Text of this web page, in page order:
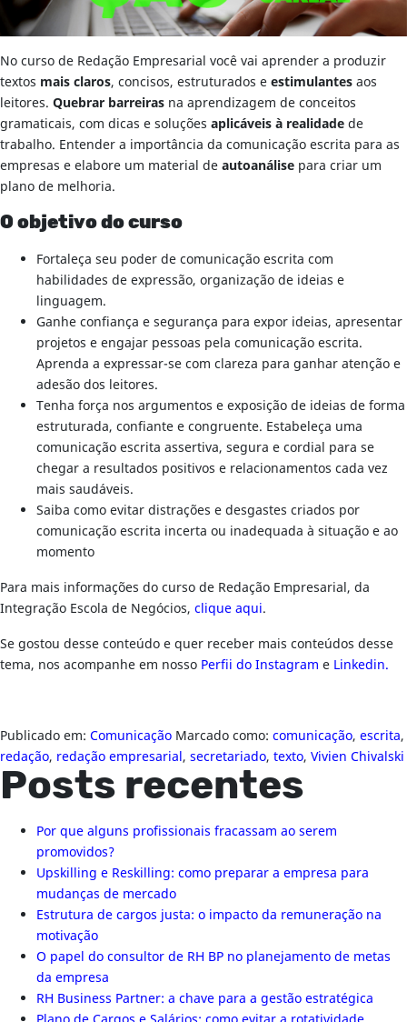
No curso de Redação Empresarial você vai aprender a produzir
textos mais claros, concisos, estruturados eestimulantesaos
leitores. Quebrar barreiras na aprendizagem de conceitos
gramaticais, com dicas e soluções aplicáveis à realidadede
trabalho. Entender a importância da comunicação escrita para as
empresas e elabore um material deautoanálise para criar um
plano de melhoria.
O objetivo do curso
Fortaleça seu poder de comunicação escrita com
habilidades de expressão, organização de ideias e
linguagem.
Ganhe confiança e segurança para expor ideias, apresentar
projetos e engajar pessoas pela comunicação escrita.
Aprenda a expressar-se com clareza para ganhar atenção e
adesão dos leitores.
Tenha força nos argumentos e exposição de ideias de forma
estruturada, confiante e congruente. Estabeleça uma
comunicação escrita assertiva, segura e cordial para se
chegar a resultados positivos e relacionamentos cada vez
mais saudáveis.
Saiba como evitar distrações e desgastes criados por
comunicação escrita incerta ou inadequada à situação e ao
momento
Para mais informações do curso de Redação Empresarial, da
Integração Escola de Negócios, clique aqui.
Se gostou desse conteúdo e quer receber mais conteúdos desse
tema, nos acompanhe em nosso Perfii do Instagram e Linkedin.
Publicado em: Comunicação Marcado como: comunicação, escrita,
redação, redação empresarial, secretariado, texto, Vivien Chivalski
Posts recentes
Por que alguns profissionais fracassam ao serem
promovidos?
Upskilling e Reskilling: como preparar a empresa para
mudanças de mercado
Estrutura de cargos justa: o impacto da remuneração na
motivação
O papel do consultor de RH BP no planejamento de metas
da empresa
RH Business Partner: a chave para a gestão estratégica